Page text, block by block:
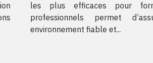
les plus efficaces pour
professionnels permet
environnement fiable et...